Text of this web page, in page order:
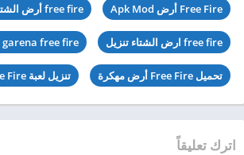
Free Fire أرض Apk Mod free fire أرض الشتاء apk
free fire ارض الشتاء تنزيل garena free fire أرض الشتاء
تحميل Free Fire أرض مهكرة تنزيل لعبة Free Fire أرض آخر اصدار
اترك تعليقاً